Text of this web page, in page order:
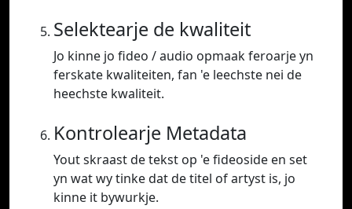
Selektearje de kwaliteit
Jo kinne jo fideo / audio opmaak feroarje yn
ferskate kwaliteiten, fan 'e leechste nei de
heechste kwaliteit.
Kontrolearje Metadata
Yout skraast de tekst op 'e fideoside en set
yn wat wy tinke dat de titel of artyst is, jo
kinne it bywurkje.